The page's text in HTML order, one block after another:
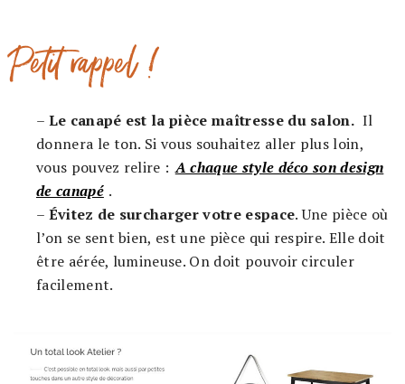
Petit rappel !
– Le canapé est la pièce maîtresse du salon. Il
donnera le ton. Si vous souhaitez aller plus loin,
vous pouvez relire : A chaque style déco son design
de canapé .
– Évitez de surcharger votre espace. Une pièce où
l’on se sent bien, est une pièce qui respire. Elle doit
être aérée, lumineuse. On doit pouvoir circuler
facilement.